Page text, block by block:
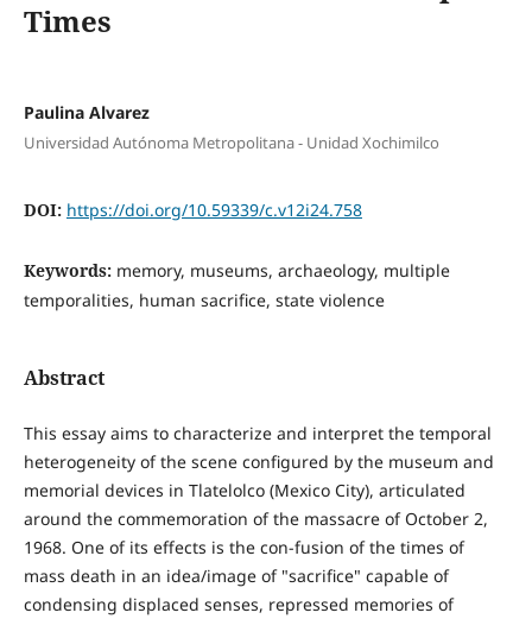
Times
Paulina Alvarez
Universidad Autónoma Metropolitana - Unidad Xochimilco
DOI: https://doi.org/10.59339/c.v12i24.758
Keywords: memory, museums, archaeology, multiple
temporalities, human sacrifice, state violence
Abstract
This essay aims to characterize and interpret the temporal
heterogeneity of the scene configured by the museum and
memorial devices in Tlatelolco (Mexico City), articulated
around the commemoration of the massacre of October 2,
1968. One of its effects is the con-fusion of the times of
mass death in an idea/image of "sacrifice" capable of
condensing displaced senses, repressed memories of